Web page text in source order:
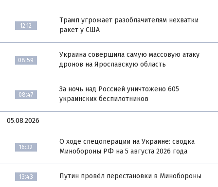
12:12
Трамп угрожает разоблачителям нехватки
ракет у США
08:59
Украина совершила самую массовую атаку
дронов на Ярославскую область
08:47
За ночь над Россией уничтожено 605
украинских беспилотников
05.08.2026
16:32
О ходе спецоперации на Украине: сводка
Минобороны РФ на 5 августа 2026 года
13:43 Путин провёл перестановки в Минобороны